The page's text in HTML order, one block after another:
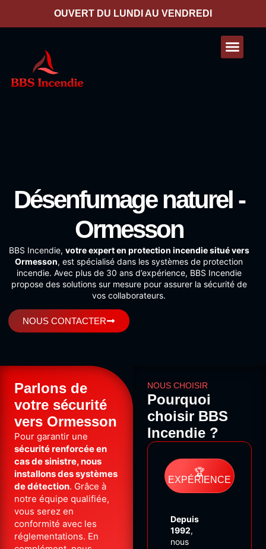
OUVERT DU LUNDI AU VENDREDI
Désenfumage naturel -
Ormesson
BBS Incendie, votre expert en protection incendie situé vers
Ormesson, est spécialisé dans les systèmes de protection
incendie. Avec plus de 30 ans d’expérience, BBS Incendie
propose des solutions sur mesure pour assurer la sécurité de
vos collaborateurs.
NOUS CONTACTER
Parlons de
votre sécurité
vers Ormesson
Pour garantir une
sécurité renforcée en
cas de sinistre, nous
installons des systèmes
de détection. Grâce à
notre équipe qualifiée,
vous serez en
conformité avec les
réglementations. En
NOUS CHOISIR
Pourquoi
choisir BBS
Incendie ?
🏆
EXPÉRIENCE
Depuis
1992,
nous